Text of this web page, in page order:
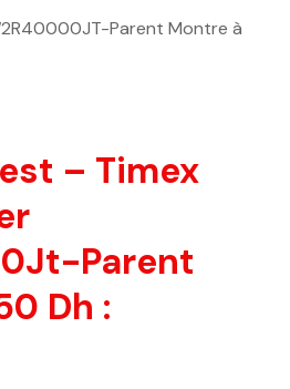
Parent Montre à
– Timex
Parent
Dh :